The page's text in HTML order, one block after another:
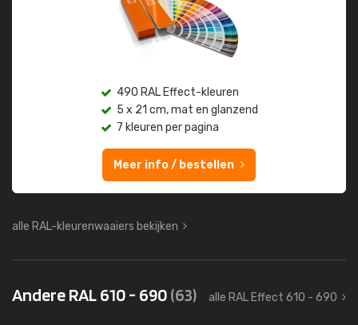
490 RAL Effect-kleuren
5 x 21 cm, mat en glanzend
7 kleuren per pagina
Meer info / bestellen
alle RAL-kleurenwaaiers bekijken
Andere RAL 610 - 690(63) alle RAL Effect 610 - 690